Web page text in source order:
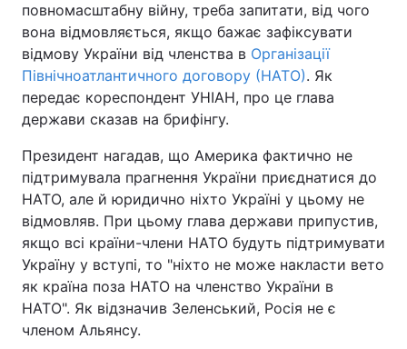
Економіка Світ
Спорт Наука
Техно і зв'язок Лайт
Здоров'я Туризм
Цікавинки Погода
Екологія Регіони
Лонгріди
повномасштабну війну, треба запитати, від чого
вона відмовляється, якщо бажає зафіксувати
відмову України від членства в Організації
Північноатлантичного договору (НАТО). Як
передає кореспондент УНІАН, про це глава
держави сказав на брифінгу.
Президент нагадав, що Америка фактично не
підтримувала прагнення України приєднатися до
НАТО, але й юридично ніхто Україні у цьому не
відмовляв. При цьому глава держави припустив,
якщо всі країни-члени НАТО будуть підтримувати
Україну у вступі, то "ніхто не може накласти вето
як країна поза НАТО на членство України в
НАТО". Як відзначив Зеленський, Росія не є
членом Альянсу.